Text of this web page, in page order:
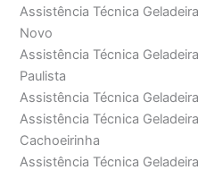
Assistência Técnica
Novo
Assistência Técnica
Paulista
Assistência Técnica
Assistência Técnica
Cachoeirinha
Assistência Técnica